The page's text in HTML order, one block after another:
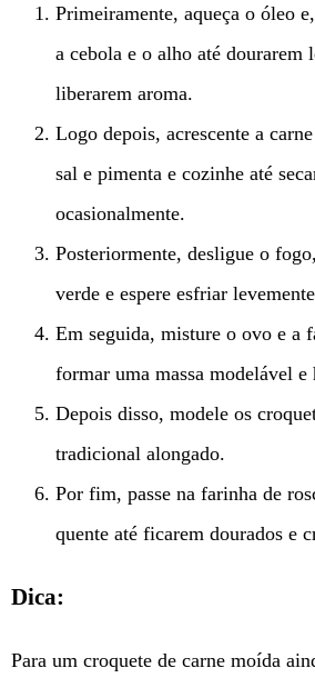
Primeiramente, aqueça o óleo
a cebola e o alho até dourarem
liberarem aroma.
Logo depois, acrescente a
sal e pimenta e cozinhe até
ocasionalmente.
Posteriormente, desligue o
verde e espere esfriar
Em seguida, misture o ovo e a
formar uma massa modelável e
Depois disso, modele os
tradicional alongado.
Por fim, passe na farinha de
quente até ficarem dourados e
Dica:
Para um croquete de carne moída